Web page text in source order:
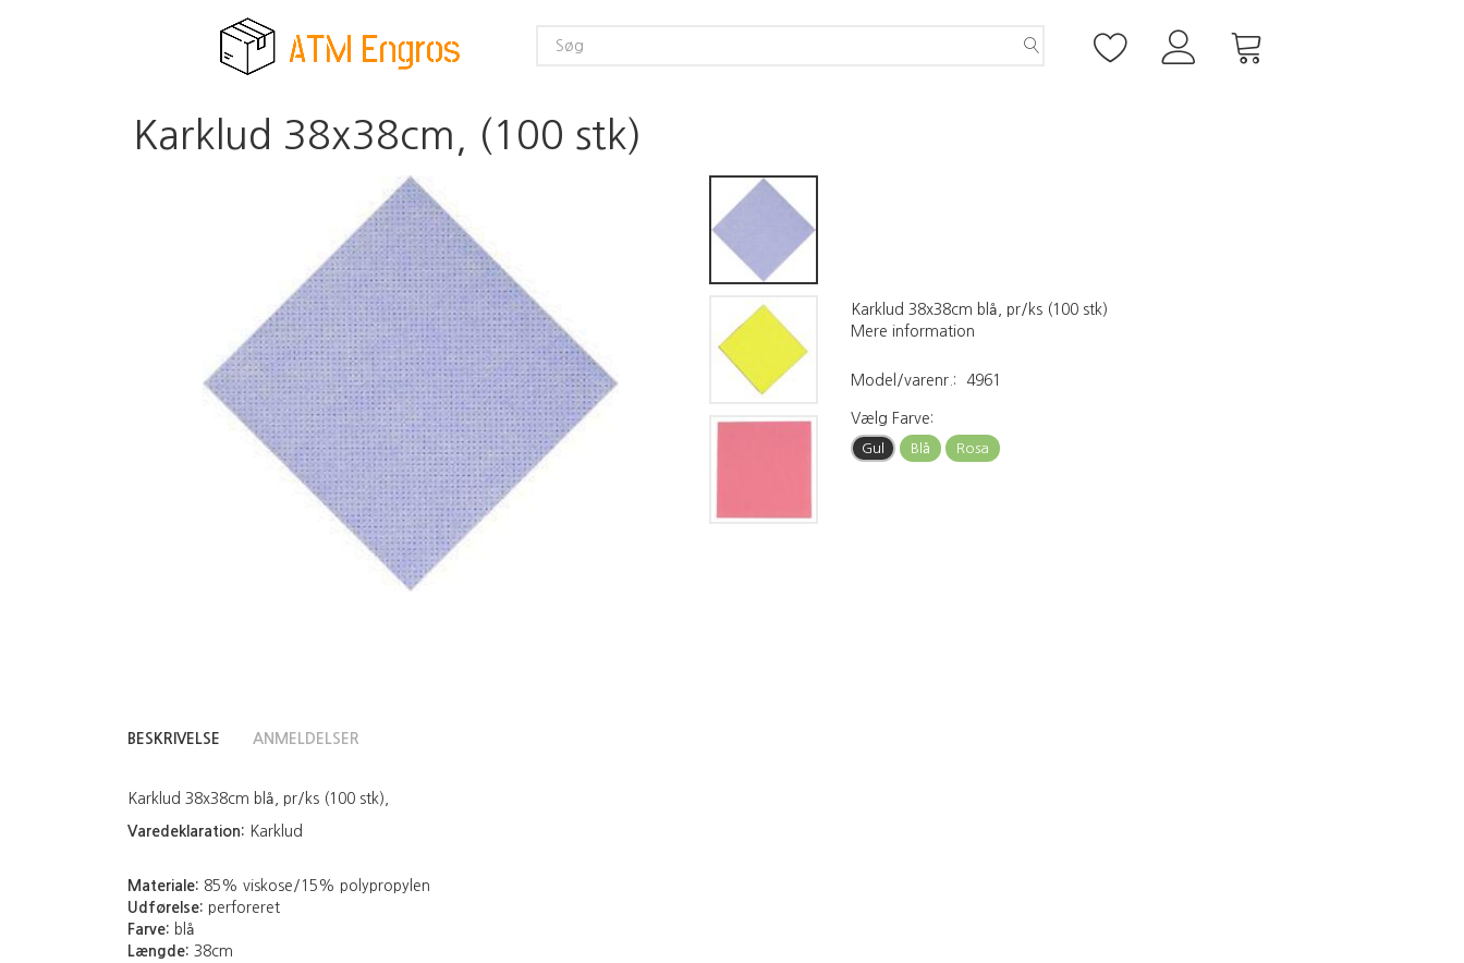
Karklud 38x38cm, (100 stk)
Karklud 38x38cm blå, pr/ks (100 stk)
Mere information
Model/varenr.: 4961
Vælg Farve:
Gul Blå Rosa
BESKRIVELSE ANMELDELSER
Karklud 38x38cm blå, pr/ks (100 stk),
Varedeklaration: Karklud
Materiale: 85% viskose/15% polypropylen
Udførelse: perforeret
Farve: blå
Længde: 38cm